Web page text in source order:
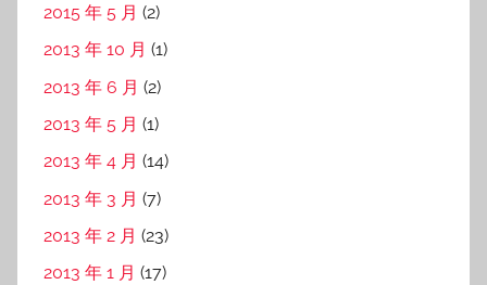
2015 年 5 月 (2)
2013 年 10 月 (1)
2013 年 6 月 (2)
2013 年 5 月 (1)
2013 年 4 月 (14)
2013 年 3 月 (7)
2013 年 2 月 (23)
2013 年 1 月 (17)